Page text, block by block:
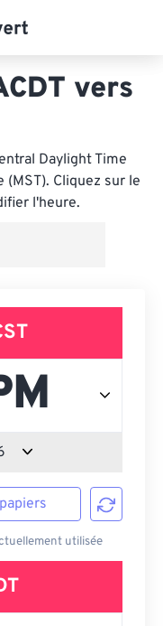
vers
Daylight Time
(MST). Cliquez sur le
l'heure.
utilisée